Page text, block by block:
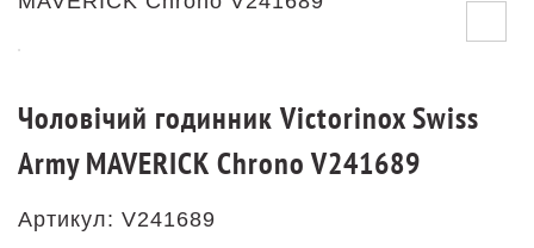
Чоловічий годинник Victorinox Swiss
Army MAVERICK Chrono V241689
Артикул: V241689